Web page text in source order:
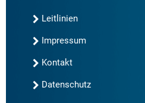
Leitlinien
Impressum
Kontakt
Datenschutz